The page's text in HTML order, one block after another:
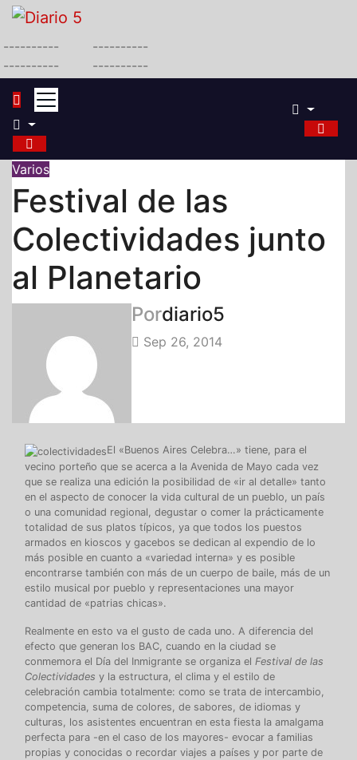
Saltar
contenido
----------
----------
----------
----------
Varios
Festival de las
Colectividades junto
al Planetario
Pordiario5
Sep 26, 2014
El «Buenos Aires Celebra…» tiene, para el
vecino porteño que se acerca a la Avenida de Mayo cada vez
que se realiza una edición la posibilidad de «ir al detalle» tanto
en el aspecto de conocer la vida cultural de un pueblo, un país
o una comunidad regional, degustar o comer la prácticamente
totalidad de sus platos típicos, ya que todos los puestos
armados en kioscos y gacebos se dedican al expendio de lo
más posible en cuanto a «variedad interna» y es posible
encontrarse también con más de un cuerpo de baile, más de un
estilo musical por pueblo y representaciones una mayor
cantidad de «patrias chicas».
Realmente en esto va el gusto de cada uno. A diferencia del
efecto que generan los BAC, cuando en la ciudad se
conmemora el Día del Inmigrante se organiza el Festival de las
Colectividades y la estructura, el clima y el estilo de
celebración cambia totalmente: como se trata de intercambio,
competencia, suma de colores, de sabores, de idiomas y
culturas, los asistentes encuentran en esta fiesta la amalgama
perfecta para -en el caso de los mayores- evocar a familias
propias y conocidas o recordar viajes a países y por parte de